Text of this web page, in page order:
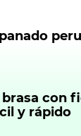
brasa con
y rápido